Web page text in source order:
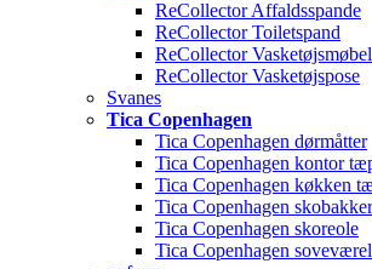
ReCollector Affaldsspande
ReCollector Toiletspand
ReCollector Vasketøjsmøbel
ReCollector Vasketøjspose
Svanes
Tica Copenhagen
Tica Copenhagen dørmåtter
Tica Copenhagen kontor
Tica Copenhagen køkken
Tica Copenhagen skobakker
Tica Copenhagen skoreole
Tica Copenhagen